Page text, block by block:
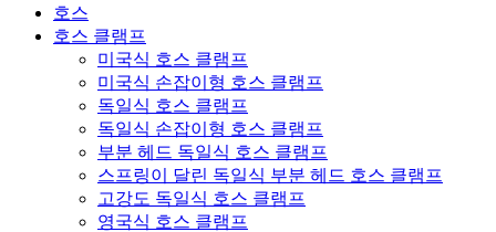
호스
호스 클램프
미국식 호스 클램프
미국식 손잡이형 호스 클램프
독일식 호스 클램프
독일식 손잡이형 호스 클램프
부분 헤드 독일식 호스 클램프
스프링이 달린 독일식 부분 헤드 호스 클램프
고강도 독일식 호스 클램프
영국식 호스 클램프